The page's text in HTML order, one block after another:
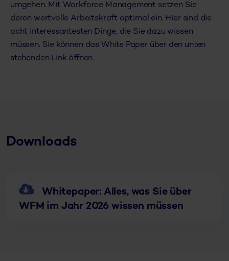
umgehen. Mit Workforce Management setzen Sie
deren wertvolle Arbeitskraft optimal ein. Hier sind die
acht interessantesten Dinge, die Sie dazu wissen
müssen. Sie können das White Paper über den unten
stehenden Link öffnen.
Downloads
Whitepaper: Alles, was Sie über
WFM im Jahr 2026 wissen müssen